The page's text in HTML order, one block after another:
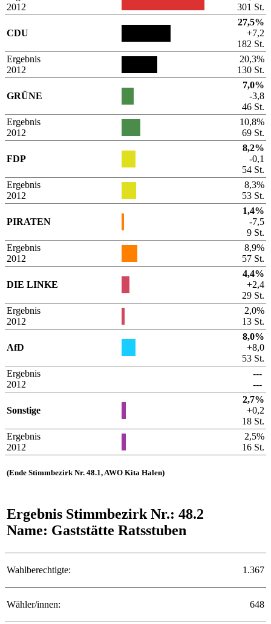
2012
301 St.
CDU
27,5%
+7,2
182 St.
Ergebnis
2012
20,3%
130 St.
GRÜNE
7,0%
-3,8
46 St.
Ergebnis
2012
10,8%
69 St.
FDP
8,2%
-0,1
54 St.
Ergebnis
2012
8,3%
53 St.
PIRATEN
1,4%
-7,5
9 St.
Ergebnis
2012
8,9%
57 St.
DIE LINKE
4,4%
+2,4
29 St.
Ergebnis
2012
2,0%
13 St.
AfD
8,0%
+8,0
53 St.
Ergebnis
2012
---
---
Sonstige
2,7%
+0,2
18 St.
Ergebnis
2012
2,5%
16 St.
(Ende Stimmbezirk Nr. 48.1, AWO Kita Halen)
Ergebnis Stimmbezirk Nr.: 48.2
Name: Gaststätte Ratsstuben
Wahlberechtigte: 1.367
Wähler/innen: 648